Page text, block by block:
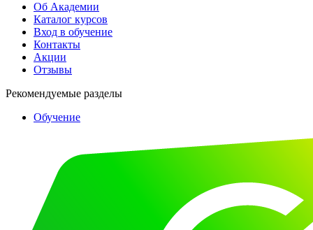
Об Академии
Каталог курсов
Вход в обучение
Контакты
Акции
Отзывы
Рекомендуемые разделы
Обучение